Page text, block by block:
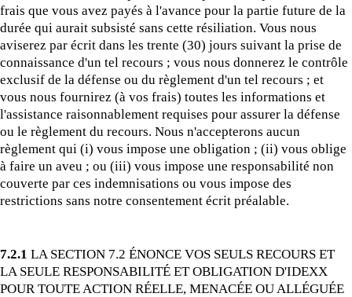
frais que vous avez payés à l'avance pour la partie future de la
durée qui aurait subsisté sans cette résiliation. Vous nous
aviserez par écrit dans les trente (30) jours suivant la prise de
connaissance d'un tel recours ; vous nous donnerez le contrôle
exclusif de la défense ou du règlement d'un tel recours ; et
vous nous fournirez (à vos frais) toutes les informations et
l'assistance raisonnablement requises pour assurer la défense
ou le règlement du recours. Nous n'accepterons aucun
règlement qui (i) vous impose une obligation ; (ii) vous oblige
à faire un aveu ; ou (iii) vous impose une responsabilité non
couverte par ces indemnisations ou vous impose des
restrictions sans notre consentement écrit préalable.
7.2.1 LA SECTION 7.2 ÉNONCE VOS SEULS RECOURS ET
LA SEULE RESPONSABILITÉ ET OBLIGATION D'IDEXX
POUR TOUTE ACTION RÉELLE, MENACÉE OU ALLÉGUÉE